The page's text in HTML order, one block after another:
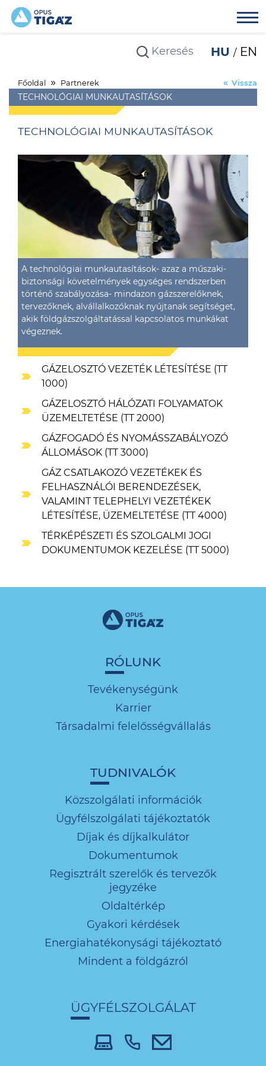
HU EN
Főoldal Partnerek
TECHNOLÓGIAI MUNKAUTASÍTÁSOK
Vissza
TECHNOLÓGIAI MUNKAUTASÍTÁSOK
A technológiai munkautasítások- azaz a műszaki-
biztonsági követelmények egységes rendszerben
történő szabályozása- mindazon gázszerelőknek,
tervezőknek, alvállalkozóknak nyújtanak segítséget,
akik földgázszolgáltatással kapcsolatos munkákat
végeznek.
GÁZELOSZTÓ VEZETÉK LÉTESÍTÉSE (TT
1000)
GÁZELOSZTÓ HÁLÓZATI FOLYAMATOK
ÜZEMELTETÉSE (TT 2000)
GÁZFOGADÓ ÉS NYOMÁSSZABÁLYOZÓ
ÁLLOMÁSOK (TT 3000)
GÁZ CSATLAKOZÓ VEZETÉKEK ÉS
FELHASZNÁLÓI BERENDEZÉSEK,
VALAMINT TELEPHELYI VEZETÉKEK
LÉTESÍTÉSE, ÜZEMELTETÉSE (TT 4000)
TÉRKÉPÉSZETI ÉS SZOLGALMI JOGI
DOKUMENTUMOK KEZELÉSE (TT 5000)
RÓLUNK
Tevékenységünk
Karrier
Társadalmi felelősségvállalás
TUDNIVALÓK
Közszolgálati információk
Ügyfélszolgálati tájékoztatók
Díjak és díjkalkulátor
Dokumentumok
Regisztrált szerelők és tervezők
jegyzéke
Oldaltérkép
Gyakori kérdések
Energiahatékonysági tájékoztató
Mindent a földgázról
ÜGYFÉLSZOLGÁLAT